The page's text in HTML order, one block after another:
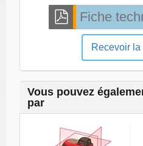
Recevoir la
Vous pouvez
par